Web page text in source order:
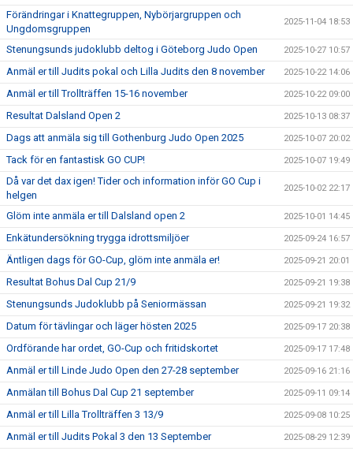
Förändringar i Knattegruppen, Nybörjargruppen och
Ungdomsgruppen
2025-11-04 18:53
Stenungsunds judoklubb deltog i Göteborg Judo Open 2025-10-27 10:57
Anmäl er till Judits pokal och Lilla Judits den 8 november 2025-10-22 14:06
Anmäl er till Trollträffen 15-16 november 2025-10-22 09:00
Resultat Dalsland Open 2 2025-10-13 08:37
Dags att anmäla sig till Gothenburg Judo Open 2025 2025-10-07 20:02
Tack för en fantastisk GO CUP! 2025-10-07 19:49
Då var det dax igen! Tider och information inför GO Cup i
helgen
2025-10-02 22:17
Glöm inte anmäla er till Dalsland open 2 2025-10-01 14:45
Enkätundersökning trygga idrottsmiljöer 2025-09-24 16:57
Äntligen dags för GO-Cup, glöm inte anmäla er! 2025-09-21 20:01
Resultat Bohus Dal Cup 21/9 2025-09-21 19:38
Stenungsunds Judoklubb på Seniormässan 2025-09-21 19:32
Datum för tävlingar och läger hösten 2025 2025-09-17 20:38
Ordförande har ordet, GO-Cup och fritidskortet 2025-09-17 17:48
Anmäl er till Linde Judo Open den 27-28 september 2025-09-16 21:16
Anmälan till Bohus Dal Cup 21 september 2025-09-11 09:14
Anmäl er till Lilla Trollträffen 3 13/9 2025-09-08 10:25
Anmäl er till Judits Pokal 3 den 13 September 2025-08-29 12:39